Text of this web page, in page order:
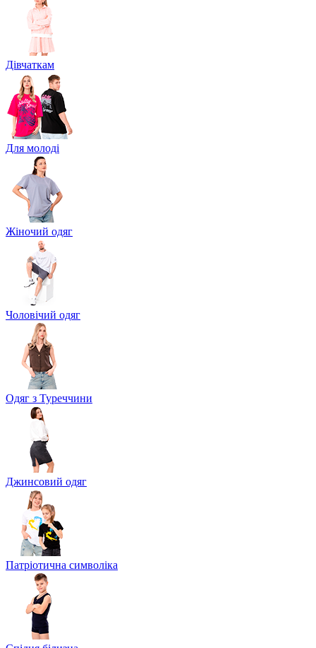
Дівчаткам
Для молоді
Жіночий одяг
Чоловічий одяг
Одяг з Туреччини
Джинсовий одяг
Патріотична символіка